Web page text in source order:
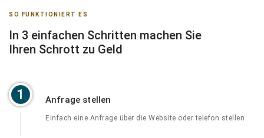
SO FUNKTIONIERT ES
In 3 einfachen Schritten machen Sie
Ihren Schrott zu Geld
1 Anfrage stellen
Einfach eine Anfrage über die Website oder telefon stellen